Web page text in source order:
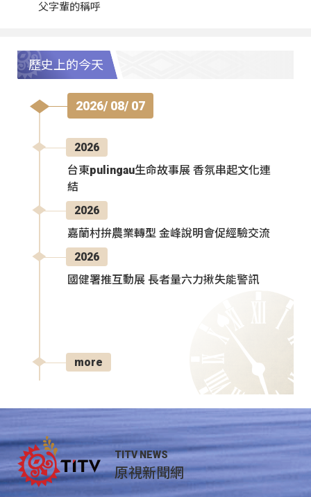
父字輩的稱呼
歷史上的今天
2026/ 08/ 07
2026
台東pulingau生命故事展 香氛串起文化連
結
2026
嘉蘭村拚農業轉型 金峰說明會促經驗交流
2026
國健署推互動展 長者量六力揪失能警訊
more
TITV NEWS
原視新聞網